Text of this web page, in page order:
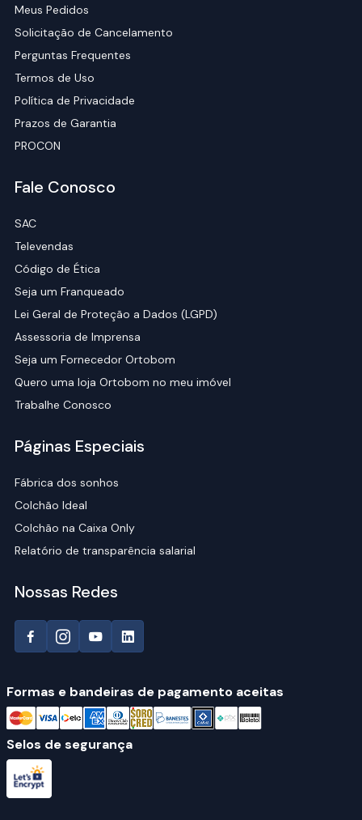
Meus Pedidos
Solicitação de Cancelamento
Perguntas Frequentes
Termos de Uso
Política de Privacidade
Prazos de Garantia
PROCON
Fale Conosco
SAC
Televendas
Código de Ética
Seja um Franqueado
Lei Geral de Proteção a Dados (LGPD)
Assessoria de Imprensa
Seja um Fornecedor Ortobom
Quero uma loja Ortobom no meu imóvel
Trabalhe Conosco
Páginas Especiais
Fábrica dos sonhos
Colchão Ideal
Colchão na Caixa Only
Relatório de transparência salarial
Nossas Redes
Formas e bandeiras de pagamento aceitas
Selos de segurança